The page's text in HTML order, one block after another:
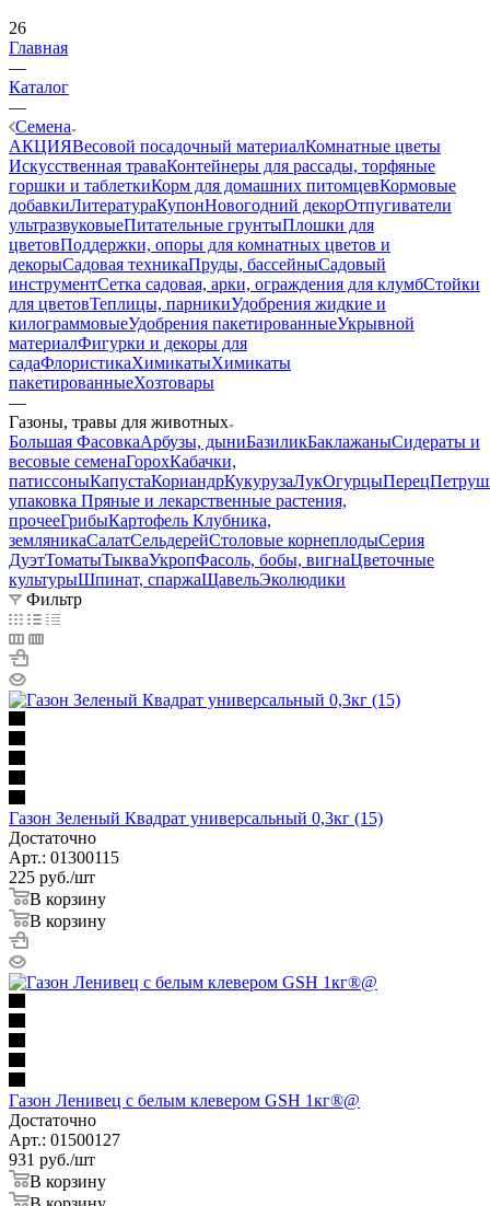
26
Главная
—
Каталог
—
Семена
АКЦИЯВесовой посадочный материалКомнатные цветы
Искусственная траваКонтейнеры для рассады, торфяные
горшки и таблеткиКорм для домашних питомцевКормовые
добавкиЛитератураКупонНовогодний декорОтпугиватели
ультразвуковыеПитательные грунтыПлошки для
цветовПоддержки, опоры для комнатных цветов и
декорыСадовая техникаПруды, бассейныСадовый
инструментСетка садовая, арки, ограждения для клумбСтойки
для цветовТеплицы, парникиУдобрения жидкие и
килограммовыеУдобрения пакетированныеУкрывной
материалФигурки и декоры для
садаФлористикаХимикатыХимикаты
пакетированныеХозтовары
—
Газоны, травы для животных
Большая ФасовкаАрбузы, дыниБазиликБаклажаныСидераты и
весовые семенаГорохКабачки,
патиссоныКапустаКориандрКукурузаЛукОгурцыПерец
упаковка Пряные и лекарственные растения,
прочееГрибыКартофель Клубника,
земляникаСалатСельдерейСтоловые корнеплодыСерия
ДуэтТоматыТыкваУкропФасоль, бобы, вигнаЦветочные
культурыШпинат, спаржаЩавельЭколюдики
Фильтр
Газон Зеленый Квадрат универсальный 0,3кг (15)
Достаточно
Арт.: 01300115
225 руб./шт
В корзину
В корзину
Газон Ленивец с белым клевером GSH 1кг®@
Достаточно
Арт.: 01500127
931 руб./шт
В корзину